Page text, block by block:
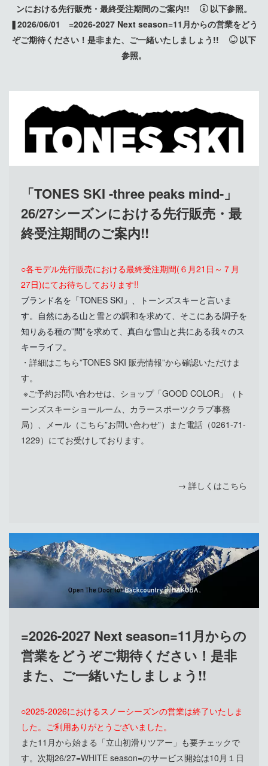
ンにおける先行販売・最終受注期間のご案内!!
以下参照。
❚2026/06/01 =2026-2027 Next season=11月からの営業をどう
ぞご期待ください！是非また、ご一緒いたしましょう!!
以下
参照。
「TONES SKI -three peaks mind-」
26/27シーズンにおける先行販売・最
終受注期間のご案内!!
○各モデル先行販売における最終受注期間(６月21日～７月
27日)にてお待ちしております!!
ブランド名を「TONES SKI」、トーンズスキーと言いま
す。自然にある山と雪との調和を求めて、そこにある調子を
知りある種の”間”を求めて、真白な雪山と共にある我々のス
キーライフ。
・詳細はこちら”TONES SKI 販売情報”から確認いただけま
す。
※ご予約お問い合わせは、ショップ「GOOD COLOR」（ト
ーンズスキーショールーム、カラースポーツクラブ事務
局）、メール （ こちら”お問い合わせ”） また電話（0261-71-
1229）にてお受けしております。
→ 詳しくはこちら
=2026-2027 Next season=11月からの
営業をどうぞご期待ください！是非
また、ご一緒いたしましょう!!
○2025-2026におけるスノーシーズンの営業は終了いたしま
した。ご利用ありがとうございました。
また11月から始まる「立山初滑りツアー」も要チェックで
す。次期26/27=WHITE season=のサービス開始は10月１日